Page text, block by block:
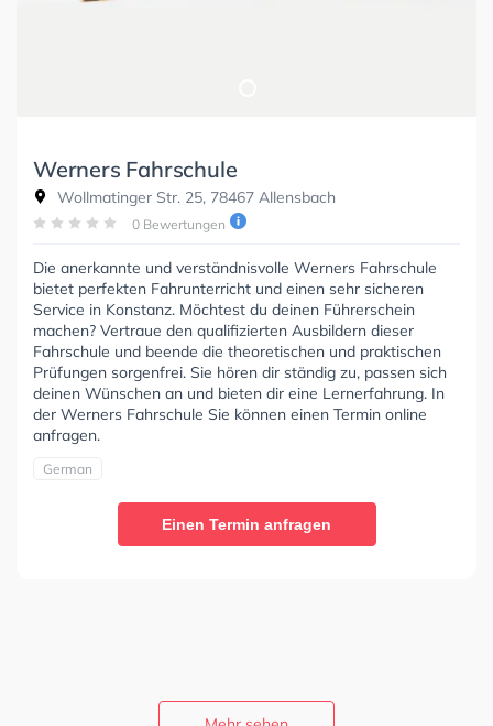
Werners Fahrschule
Wollmatinger Str. 25, 78467 Allensbach
0 Bewertungen
Die anerkannte und verständnisvolle Werners Fahrschule
bietet perfekten Fahrunterricht und einen sehr sicheren
Service in Konstanz. Möchtest du deinen Führerschein
machen? Vertraue den qualifizierten Ausbildern dieser
Fahrschule und beende die theoretischen und praktischen
Prüfungen sorgenfrei. Sie hören dir ständig zu, passen sich
deinen Wünschen an und bieten dir eine Lernerfahrung. In
der Werners Fahrschule Sie können einen Termin online
anfragen.
German
Einen Termin anfragen